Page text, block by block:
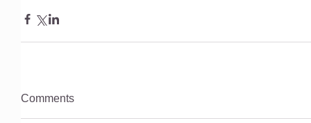
Comments